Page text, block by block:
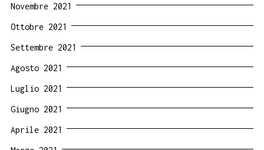
Novembre 2021
Ottobre 2021
Settembre 2021
Agosto 2021
Luglio 2021
Giugno 2021
Aprile 2021